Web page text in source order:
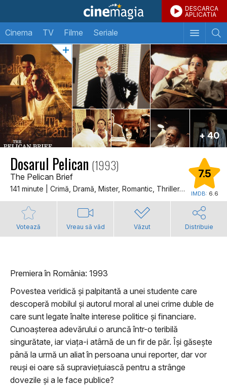
DESCARCA
APLICATIA
Cinema TV Filme Seriale
+ 40
Dosarul Pelican (1993)
The Pelican Brief
141 minute | Crimă, Dramă, Mister, Romantic, Thriller, Dragoste
7.5
IMDB: 6.6
Votează Vreau să văd Văzut Distribuie
Premiera în România: 1993
Povestea veridică și palpitantă a unei studente care
descoperă mobilul și autorul moral al unei crime duble de
care sunt legate înalte interese politice și financiare.
Cunoașterea adevărului o aruncă într-o teribilă
singurătate, iar viața-i atârnă de un fir de păr. Își găsește
până la urmă un aliat în persoana unui reporter, dar vor
reuși ei oare să supraviețuiască pentru a strânge
dovezile și a le face publice?